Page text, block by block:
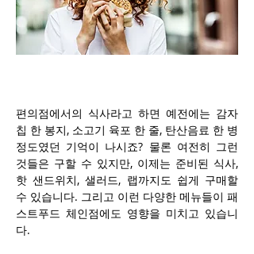
편의점에서의 식사라고 하면 예전에는 감자
칩 한 봉지, 소고기 육포 한 줄, 탄산음료 한 병
정도였던 기억이 나시죠? 물론 여전히 그런
것들은 구할 수 있지만, 이제는 준비된 식사,
핫 샌드위치, 샐러드, 랩까지도 쉽게 구매할
수 있습니다. 그리고 이런 다양한 메뉴들이 패
스트푸드 체인점에도 영향을 미치고 있습니
다.